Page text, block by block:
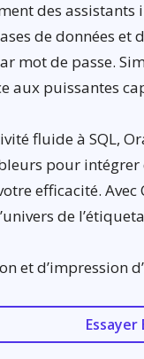
des
de données et
mot de passe.
aux puissantes
fluide à SQL,
pour
efficacité. Avec
de
et d’impression
Essayer